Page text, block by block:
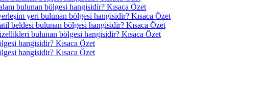
bulunan bölgesi hangisidir? Kısaca Özet
yeri bulunan bölgesi hangisidir? Kısaca Özet
beldesi bulunan bölgesi hangisidir? Kısaca Özet
bulunan bölgesi hangisidir? Kısaca Özet
hangisidir? Kısaca Özet
hangisidir? Kısaca Özet